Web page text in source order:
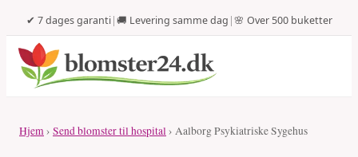
✔ 7 dages garanti|🚚 Levering samme dag |🌸 Over 500 buketter
Hjem› Send blomster til hospital› Aalborg Psykiatriske Sygehus